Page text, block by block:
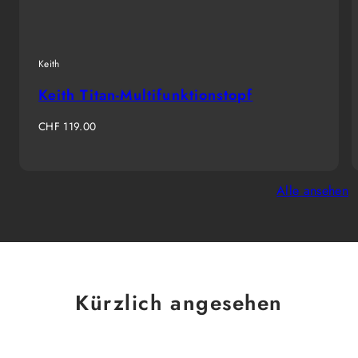
Keith
Keith Titan-Multifunktionstopf
Regulärer
CHF 119.00
Alle ansehen
Kürzlich angesehen